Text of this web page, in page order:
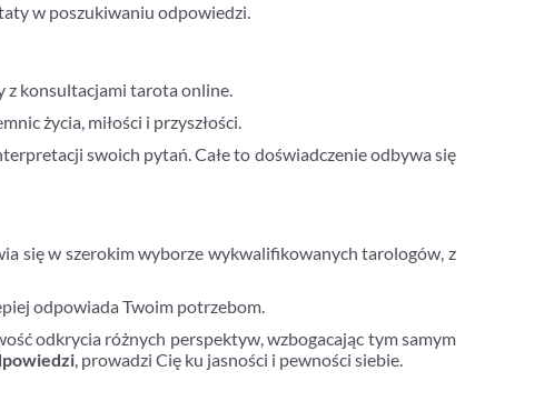
w poszukiwaniu odpowiedzi.
z konsultacjami tarota online.
życia, miłości i przyszłości.
swoich pytań. Całe to doświadczenie odbywa się
się w szerokim wyborze wykwalifikowanych tarologów, z
odpowiada Twoim potrzebom.
odkrycia różnych perspektyw, wzbogacając tym samym
, prowadzi Cię ku jasności i pewności siebie.